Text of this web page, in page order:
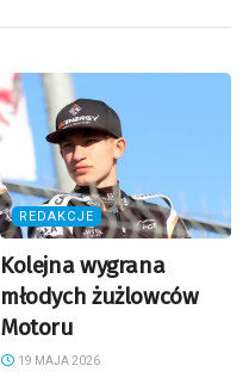
REDAKCJE
Kolejna wygrana
młodych żużlowców
Motoru
19 MAJA 2026